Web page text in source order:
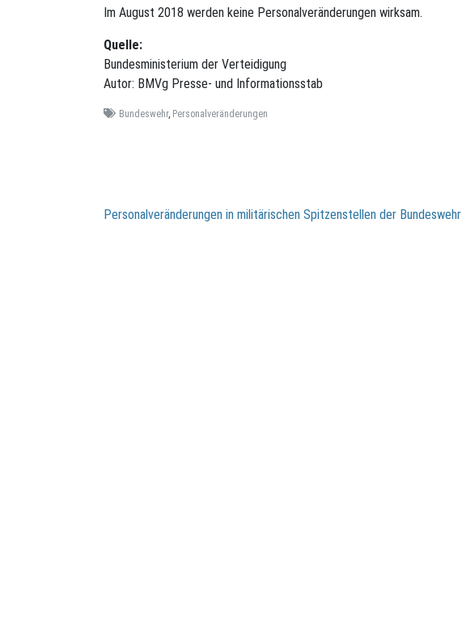
Im August 2018 werden keine Personalveränderungen wirksam.
Quelle:
Bundesministerium der Verteidigung
Autor: BMVg Presse- und Informationsstab
Bundeswehr, Personalveränderungen
Beitragsnavigation
Personalveränderungen in militärischen Spitzenstellen der Bundeswehr